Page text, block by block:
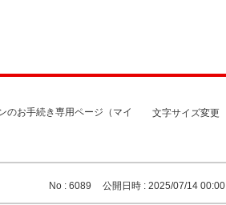
文字サイズ変更
のお手続き専用ページ（マイ
No : 6089 公開日時 : 2025/07/14 00:00